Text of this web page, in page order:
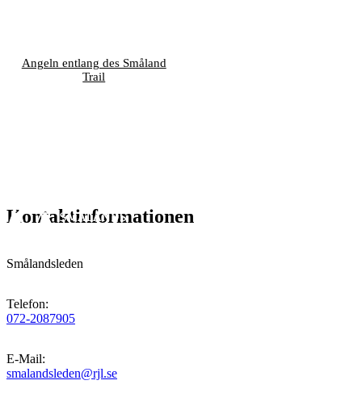
Angeln entlang des Småland
Trail
Kontaktinformationen
Smålandsleden
Telefon:
072-2087905
E-Mail:
smalandsleden@rjl.se